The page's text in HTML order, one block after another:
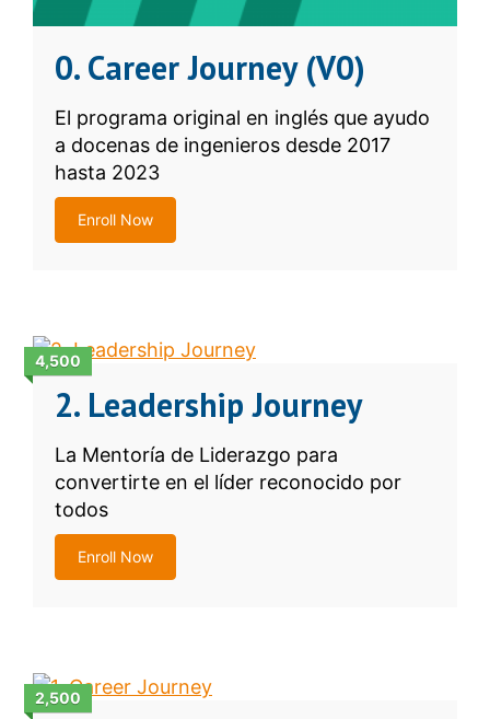
0. Career Journey (V0)
El programa original en inglés que ayudo
a docenas de ingenieros desde 2017
hasta 2023
Enroll Now
4,500
2. Leadership Journey
La Mentoría de Liderazgo para
convertirte en el líder reconocido por
todos
Enroll Now
2,500